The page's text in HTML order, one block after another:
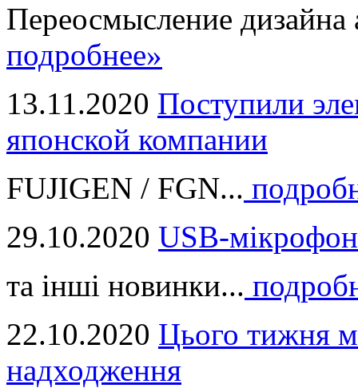
Переосмысление дизайна
подробнее»
13.11.2020 Поступили
японской компании
FUJIGEN / FGN...
29.10.2020 USB-
та інші новинки...
22.10.2020 Цього тижня
надходження